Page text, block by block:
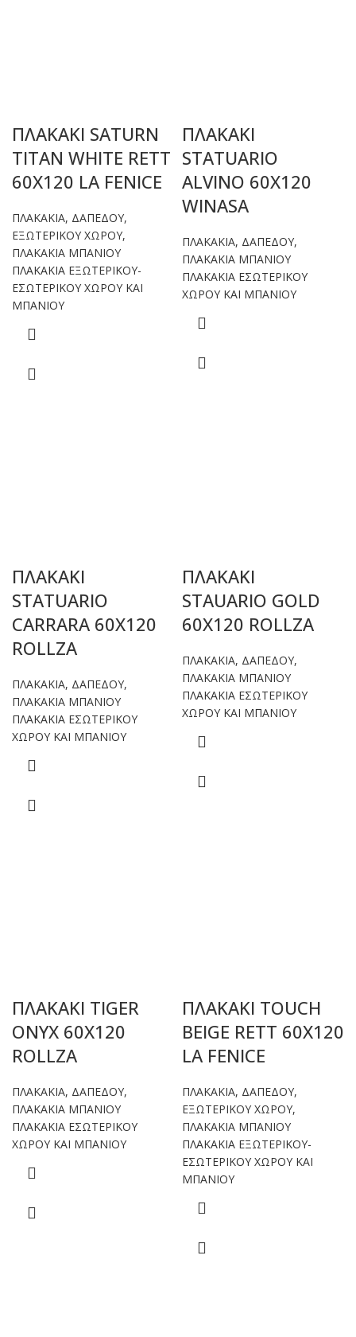
ΠΛΑΚΑΚΙ SATURN
TITAN WHITE RETT
60X120 LA FENICE
ΠΛΑΚΑΚΙΑ, ΔΑΠΕΔΟΥ,
ΕΞΩΤΕΡΙΚΟΥ ΧΩΡΟΥ,
ΠΛΑΚΑΚΙΑ ΜΠΑΝΙΟΥ
ΠΛΑΚΑΚΙΑ ΕΞΩΤΕΡΙΚΟΥ-
ΕΣΩΤΕΡΙΚΟΥ ΧΩΡΟΥ ΚΑΙ
ΜΠΑΝΙΟΥ
ΠΛΑΚΑΚΙ
STATUARIO
ALVINO 60X120
WINASA
ΠΛΑΚΑΚΙΑ, ΔΑΠΕΔΟΥ,
ΠΛΑΚΑΚΙΑ ΜΠΑΝΙΟΥ
ΠΛΑΚΑΚΙΑ ΕΣΩΤΕΡΙΚΟΥ
ΧΩΡΟΥ ΚΑΙ ΜΠΑΝΙΟΥ
ΠΛΑΚΑΚΙ
STATUARIO
CARRARA 60X120
ROLLZA
ΠΛΑΚΑΚΙΑ, ΔΑΠΕΔΟΥ,
ΠΛΑΚΑΚΙΑ ΜΠΑΝΙΟΥ
ΠΛΑΚΑΚΙΑ ΕΣΩΤΕΡΙΚΟΥ
ΧΩΡΟΥ ΚΑΙ ΜΠΑΝΙΟΥ
ΠΛΑΚΑΚΙ
STAUARIO GOLD
60X120 ROLLZA
ΠΛΑΚΑΚΙΑ, ΔΑΠΕΔΟΥ,
ΠΛΑΚΑΚΙΑ ΜΠΑΝΙΟΥ
ΠΛΑΚΑΚΙΑ ΕΣΩΤΕΡΙΚΟΥ
ΧΩΡΟΥ ΚΑΙ ΜΠΑΝΙΟΥ
ΠΛΑΚΑΚΙ TIGER
ONYX 60X120
ROLLZA
ΠΛΑΚΑΚΙΑ, ΔΑΠΕΔΟΥ,
ΠΛΑΚΑΚΙΑ ΜΠΑΝΙΟΥ
ΠΛΑΚΑΚΙΑ ΕΣΩΤΕΡΙΚΟΥ
ΧΩΡΟΥ ΚΑΙ ΜΠΑΝΙΟΥ
ΠΛΑΚΑΚΙ TOUCH
BEIGE RETT 60X120
LA FENICE
ΠΛΑΚΑΚΙΑ, ΔΑΠΕΔΟΥ,
ΕΞΩΤΕΡΙΚΟΥ ΧΩΡΟΥ,
ΠΛΑΚΑΚΙΑ ΜΠΑΝΙΟΥ
ΠΛΑΚΑΚΙΑ ΕΞΩΤΕΡΙΚΟΥ-
ΕΣΩΤΕΡΙΚΟΥ ΧΩΡΟΥ ΚΑΙ
ΜΠΑΝΙΟΥ